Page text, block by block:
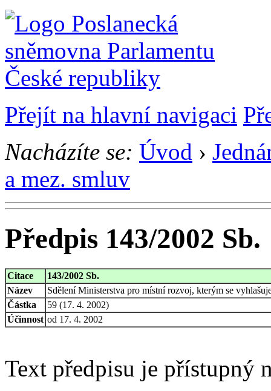
Přejít na hlavní navigaci
Nacházíte se: Úvod ›
a mez. smluv
Předpis 143/2002 Sb.
Citace
143/2002 Sb.
Název
Sdělení Ministerstva pro místní rozvoj, kterým se
Částka
59 (17. 4. 2002)
Účinnost od 17. 4. 2002
Text předpisu je přístupný